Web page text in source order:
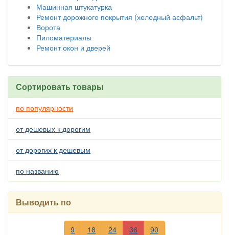
Машинная штукатурка
Ремонт дорожного покрытия (холодный асфальт)
Ворота
Пиломатериалы
Ремонт окон и дверей
Сортировать товары
по популярности
от дешевых к дорогим
от дорогих к дешевым
по названию
Выводить по
9 18 24 36 90